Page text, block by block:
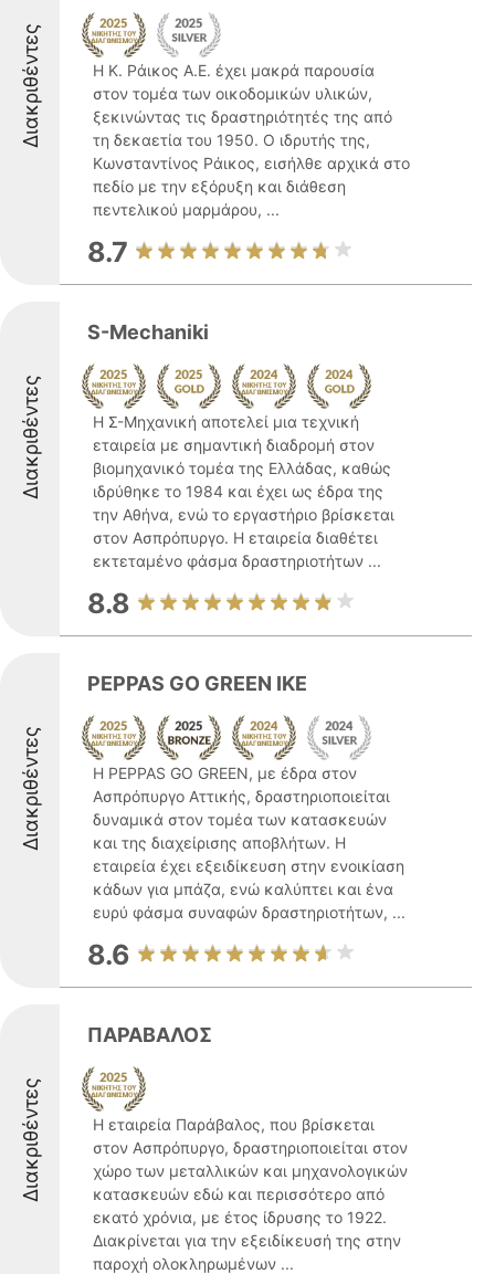
Διακριθέντες
Η Κ. Ράικος Α.Ε. έχει μακρά παρουσία
στον τομέα των οικοδομικών υλικών,
ξεκινώντας τις δραστηριότητές της από
τη δεκαετία του 1950. Ο ιδρυτής της,
Κωνσταντίνος Ράικος, εισήλθε αρχικά στο
πεδίο με την εξόρυξη και διάθεση
πεντελικού μαρμάρου, ...
8.7
Διακριθέντες
S-Mechaniki
Η Σ-Μηχανική αποτελεί μια τεχνική
εταιρεία με σημαντική διαδρομή στον
βιομηχανικό τομέα της Ελλάδας, καθώς
ιδρύθηκε το 1984 και έχει ως έδρα της
την Αθήνα, ενώ το εργαστήριο βρίσκεται
στον Ασπρόπυργο. Η εταιρεία διαθέτει
εκτεταμένο φάσμα δραστηριοτήτων ...
8.8
Διακριθέντες
PEPPAS GO GREEN IKE
Η PEPPAS GO GREEN, με έδρα στον
Ασπρόπυργο Αττικής, δραστηριοποιείται
δυναμικά στον τομέα των κατασκευών
και της διαχείρισης αποβλήτων. Η
εταιρεία έχει εξειδίκευση στην ενοικίαση
κάδων για μπάζα, ενώ καλύπτει και ένα
ευρύ φάσμα συναφών δραστηριοτήτων, ...
8.6
Διακριθέντες
ΠΑΡΑΒΑΛΟΣ
Η εταιρεία Παράβαλος, που βρίσκεται
στον Ασπρόπυργο, δραστηριοποιείται στον
χώρο των μεταλλικών και μηχανολογικών
κατασκευών εδώ και περισσότερο από
εκατό χρόνια, με έτος ίδρυσης το 1922.
Διακρίνεται για την εξειδίκευσή της στην
παροχή ολοκληρωμένων ...